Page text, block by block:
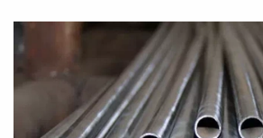
30
3.5